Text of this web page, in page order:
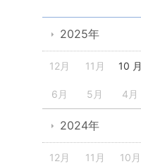
2025年
12月 11月 10 月
6月 5月 4月
2024年
12月 11月 10月